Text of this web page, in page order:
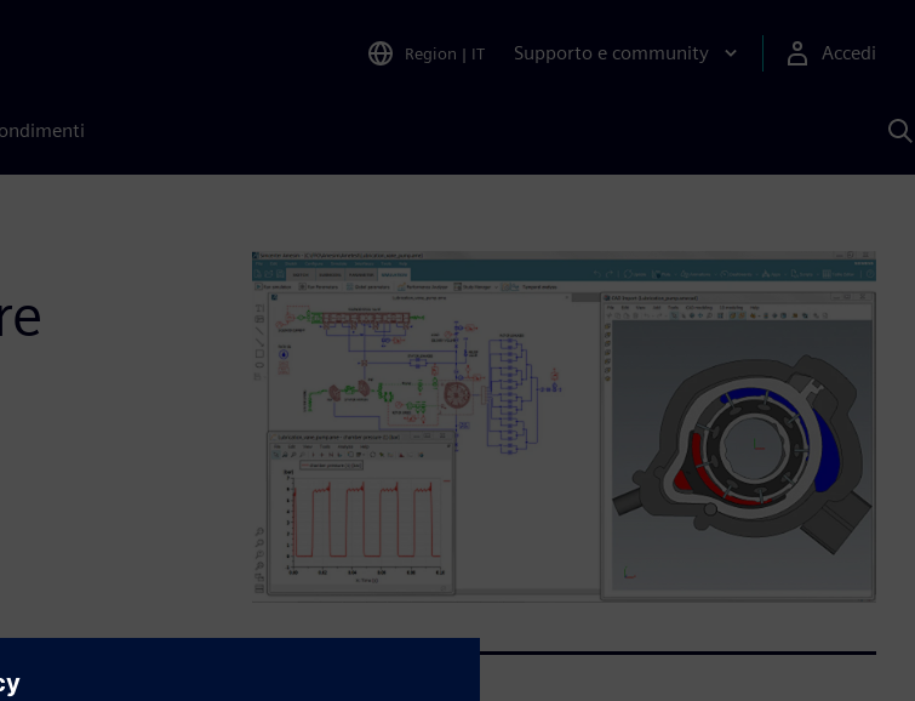
Region | IT Supporto e community Accedi